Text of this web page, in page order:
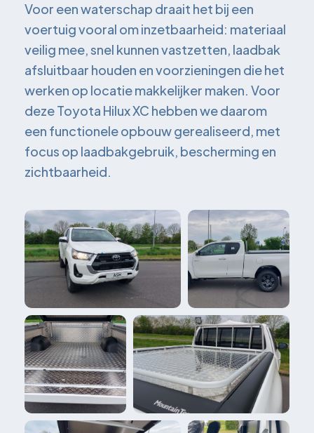
Voor een waterschap draait het bij een
voertuig vooral om inzetbaarheid: materiaal
veilig mee, snel kunnen vastzetten, laadbak
afsluitbaar houden en voorzieningen die het
werken op locatie makkelijker maken. Voor
deze Toyota Hilux XC hebben we daarom
een functionele opbouw gerealiseerd, met
focus op laadbakgebruik, bescherming en
zichtbaarheid.